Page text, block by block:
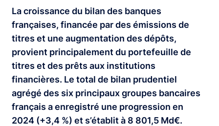
La croissance du bilan des banques
françaises, financée par des émissions de
titres et une augmentation des dépôts,
provient principalement du portefeuille de
titres et des prêts aux institutions
financières. Le total de bilan prudentiel
agrégé des six principaux groupes bancaires
français a enregistré une progression en
2024 (+3,4 %) et s’établit à 8 801,5 Md€.